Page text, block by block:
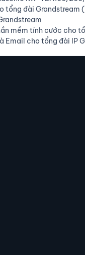
tổng đài Grandstream
mềm tính cước cho
Email cho tổng đài IP